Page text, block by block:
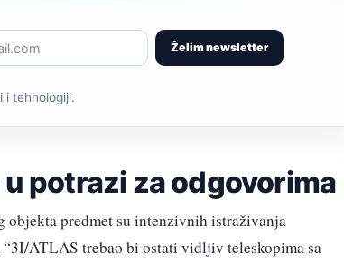
Želim newsletter
i tehnologiji.
potrazi za odgovorima
objekta predmet su intenzivnih istraživanja
ATLAS trebao bi ostati vidljiv teleskopima sa